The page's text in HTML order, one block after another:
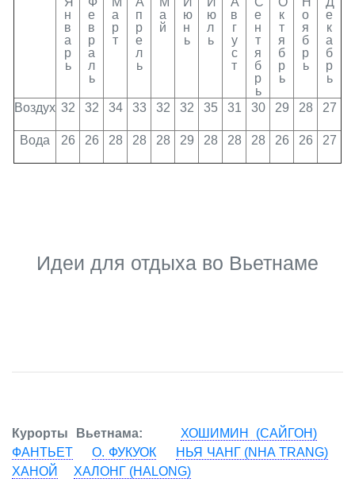
н
в
а
р
ь
е
в
р
а
л
ь
а
р
т
п
р
е
л
ь
а
й
ю
н
ь
ю
л
ь
в
г
у
с
т
е
н
т
я
б
р
ь
к
т
я
б
р
ь
о
я
б
р
ь
е
к
а
б
р
ь
Воздух 32 32 34 33 32 32 35 31 30 29 28 27
Вода 26 26 28 28 28 29 28 28 28 26 26 27
Идеи для отдыха во Вьетнаме
Курорты Вьетнама:
ХОШИМИН (САЙГОН)
ФАНТЬЕТ
О. ФУКУОК
НЬЯ ЧАНГ (NHA TRANG)
ХАНОЙ
ХАЛОНГ (HALONG)